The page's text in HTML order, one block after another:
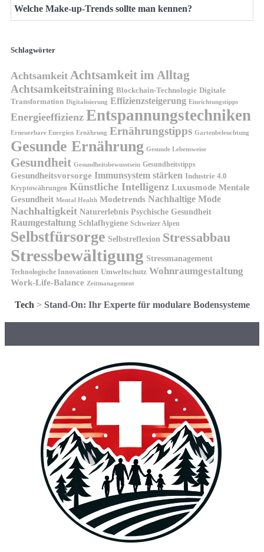
Welche Make-up-Trends sollte man kennen?
Schlagwörter
Achtsamkeit Achtsamkeit im Alltag
Achtsamkeitstraining Blockchain-Technologie Digitale
Transformation Digitalisierung Effizienzsteigerung Einrichtungstipps
Energieeffizienz Entspannungstechniken
Erneuerbare Energien Ernährung Ernährungstipps Gartenbeleuchtung
Gesunde Ernährung Gesunde Lebensweise
Gesundheit Gesundheitsbewusstsein Gesundheitstipps
Gesundheitsvorsorge Immunsystem stärken Industrie 4.0
Kryptowährungen Künstliche Intelligenz Luxusmode Mentale
Gesundheit Mental Health Modetrends Nachhaltige Mode
Nachhaltigkeit Naturerlebnis Psychische Gesundheit
Raumgestaltung Schlafhygiene Schweizer Alpen
Selbstfürsorge Selbstreflexion Stressabbau
Stressbewältigung Stressmanagement
Technologische Innovationen Umweltschutz Wohnraumgestaltung
Work-Life-Balance Zeitmanagement
Tech > Stand-On: Ihr Experte für modulare Bodensysteme